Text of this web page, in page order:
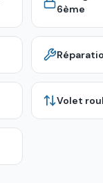
6ème
Volet